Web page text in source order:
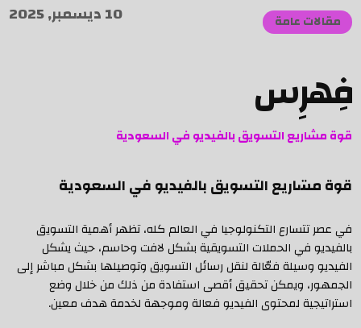
مقالات عامة 10 ديسمبر, 2025
فِهرِس
قوة مشاريع التسويق بالفيديو في السعودية
قوة مشاريع التسويق بالفيديو في السعودية
في عصر تتسارع التكنولوجيا في العالم كله، تظهر أهمية التسويق
بالفيديو في الحملات التسويقية بشكل لافت وحاسم، حيث يشكل
الفيديو وسيلة فعّالة لنقل رسائل التسويق وتوصيلها بشكل مباشر إلى
الجمهور، ويمكن تحقيق أقصى استفادة من ذلك من خلال وضع
استراتيجية لمحتوى الفيديو فعالة وموجهة لخدمة هدف معين.